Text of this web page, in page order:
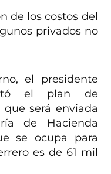
de los costos del
privados no
el presidente
el plan de
será enviada
de Hacienda
se ocupa para
es de 61 mil